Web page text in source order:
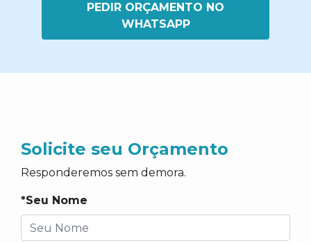
PEDIR ORÇAMENTO NO
WHATSAPP
Solicite seu Orçamento
Responderemos sem demora.
*Seu Nome